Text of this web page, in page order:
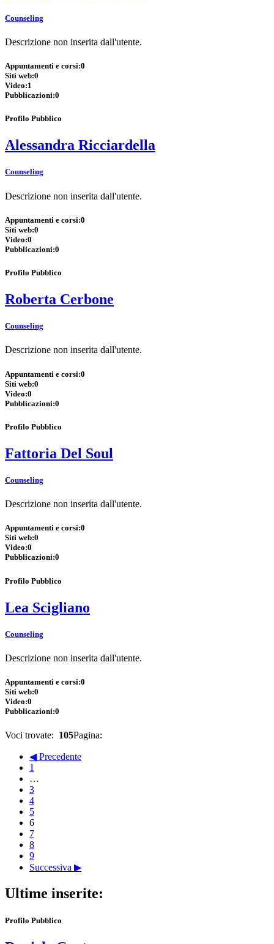
Counseling
Descrizione non inserita dall'utente.
Appuntamenti e corsi:0
Siti web:0
Video:1
Pubblicazioni:0
Profilo Pubblico
Alessandra Ricciardella
Counseling
Descrizione non inserita dall'utente.
Appuntamenti e corsi:0
Siti web:0
Video:0
Pubblicazioni:0
Profilo Pubblico
Roberta Cerbone
Counseling
Descrizione non inserita dall'utente.
Appuntamenti e corsi:0
Siti web:0
Video:0
Pubblicazioni:0
Profilo Pubblico
Fattoria Del Soul
Counseling
Descrizione non inserita dall'utente.
Appuntamenti e corsi:0
Siti web:0
Video:0
Pubblicazioni:0
Profilo Pubblico
Lea Scigliano
Counseling
Descrizione non inserita dall'utente.
Appuntamenti e corsi:0
Siti web:0
Video:0
Pubblicazioni:0
Voci trovate: 105Pagina:
◀ Precedente
1
…
3
4
5
6
7
8
9
Successiva ▶
Ultime inserite:
Profilo Pubblico